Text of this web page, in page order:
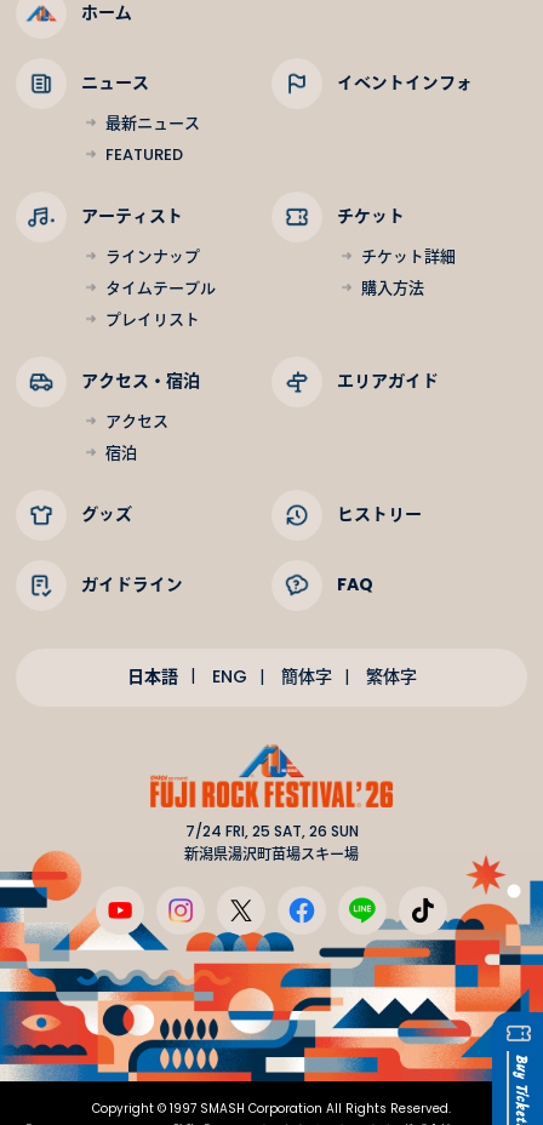
ホーム
ニュース
最新ニュース
FEATURED
イベントインフォ
アーティスト
ラインナップ
タイムテーブル
プレイリスト
チケット
チケット詳細
購入方法
アクセス・宿泊
アクセス
宿泊
エリアガイド
グッズ ヒストリー
ガイドライン FAQ
日本語 ENG 簡体字 繁体字
7/24 FRI, 25 SAT, 26 SUN
新潟県湯沢町苗場スキー場
Copyright © 1997 SMASH Corporation All Rights Reserved.